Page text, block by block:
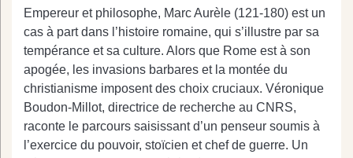
Empereur et philosophe, Marc Aurèle (121-180) est un
cas à part dans l’histoire romaine, qui s’illustre par sa
tempérance et sa culture. Alors que Rome est à son
apogée, les invasions barbares et la montée du
christianisme imposent des choix cruciaux. Véronique
Boudon-Millot, directrice de recherche au CNRS,
raconte le parcours saisissant d’un penseur soumis à
l’exercice du pouvoir, stoïcien et chef de guerre. Un